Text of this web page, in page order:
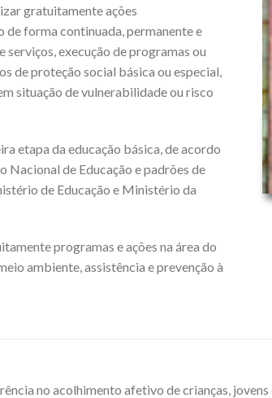
gratuitamente ações
forma continuada, permanente e
serviços, execução de programas ou
de proteção social básica ou especial,
situação de vulnerabilidade ou risco
etapa da educação básica, de acordo
Nacional de Educação e padrões de
de Educação e Ministério da
programas e ações na área do
ambiente, assistência e prevenção à
no acolhimento afetivo de crianças,